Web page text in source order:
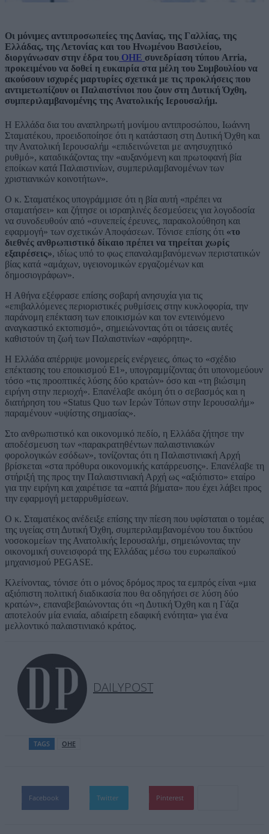
Οι μόνιμες αντιπροσωπείες της Δανίας, της Γαλλίας, της
Ελλάδας, της Λετονίας και του Ηνωμένου Βασιλείου,
διοργάνωσαν στην έδρα του ΟΗΕ συνεδρίαση τύπου Arria,
προκειμένου να δοθεί η ευκαιρία στα μέλη του Συμβουλίου να
ακούσουν ισχυρές μαρτυρίες σχετικά με τις προκλήσεις που
αντιμετωπίζουν οι Παλαιστίνιοι που ζουν στη Δυτική Όχθη,
συμπεριλαμβανομένης της Ανατολικής Ιερουσαλήμ.
Η Ελλάδα δια του αναπληρωτή μονίμου αντιπροσώπου, Ιωάννη
Σταματέκου, προειδοποίησε ότι η κατάσταση στη Δυτική Όχθη και
την Ανατολική Ιερουσαλήμ «επιδεινώνεται με ανησυχητικό
ρυθμό», καταδικάζοντας την «αυξανόμενη και πρωτοφανή βία
εποίκων κατά Παλαιστινίων, συμπεριλαμβανομένων των
χριστιανικών κοινοτήτων».
Ο κ. Σταματέκος υπογράμμισε ότι η βία αυτή «πρέπει να
σταματήσει» και ζήτησε οι ισραηλινές δεσμεύσεις για λογοδοσία
να συνοδευθούν από «συνεπείς έρευνες, παρακολούθηση και
εφαρμογή» των σχετικών Αποφάσεων. Τόνισε επίσης ότι «το
διεθνές ανθρωπιστικό δίκαιο πρέπει να τηρείται χωρίς
εξαιρέσεις», ιδίως υπό το φως επαναλαμβανόμενων περιστατικών
βίας κατά «αμάχων, υγειονομικών εργαζομένων και
δημοσιογράφων».
Η Αθήνα εξέφρασε επίσης σοβαρή ανησυχία για τις
«επιβαλλόμενες περιοριστικές ρυθμίσεις στην κυκλοφορία, την
παράνομη επέκταση των εποικισμών και τον εντεινόμενο
αναγκαστικό εκτοπισμό», σημειώνοντας ότι οι τάσεις αυτές
καθιστούν τη ζωή των Παλαιστινίων «αφόρητη».
Η Ελλάδα απέρριψε μονομερείς ενέργειες, όπως το «σχέδιο
επέκτασης του εποικισμού E1», υπογραμμίζοντας ότι υπονομεύουν
τόσο «τις προοπτικές λύσης δύο κρατών» όσο και «τη βιώσιμη
ειρήνη στην περιοχή». Επανέλαβε ακόμη ότι ο σεβασμός και η
διατήρηση του «Status Quo των Ιερών Τόπων στην Ιερουσαλήμ»
παραμένουν «υψίστης σημασίας».
Στο ανθρωπιστικό και οικονομικό πεδίο, η Ελλάδα ζήτησε την
αποδέσμευση των «παρακρατηθέντων παλαιστινιακών
φορολογικών εσόδων», τονίζοντας ότι η Παλαιστινιακή Αρχή
βρίσκεται «στα πρόθυρα οικονομικής κατάρρευσης». Επανέλαβε τη
στήριξή της προς την Παλαιστινιακή Αρχή ως «αξιόπιστο» εταίρο
για την ειρήνη και χαιρέτισε τα «απτά βήματα» που έχει λάβει προς
την εφαρμογή μεταρρυθμίσεων.
Ο κ. Σταματέκος ανέδειξε επίσης την πίεση που υφίσταται ο τομέας
της υγείας στη Δυτική Όχθη, συμπεριλαμβανομένου του δικτύου
νοσοκομείων της Ανατολικής Ιερουσαλήμ, σημειώνοντας την
οικονομική συνεισφορά της Ελλάδας μέσω του ευρωπαϊκού
μηχανισμού PEGASE.
Κλείνοντας, τόνισε ότι ο μόνος δρόμος προς τα εμπρός είναι «μια
αξιόπιστη πολιτική διαδικασία που θα οδηγήσει σε λύση δύο
κρατών», επαναβεβαιώνοντας ότι «η Δυτική Όχθη και η Γάζα
αποτελούν μία ενιαία, αδιαίρετη εδαφική ενότητα» για ένα
μελλοντικό παλαιστινιακό κράτος.
DAILYPOST
TAGS ΟΗΕ
Facebook Twitter Pinterest